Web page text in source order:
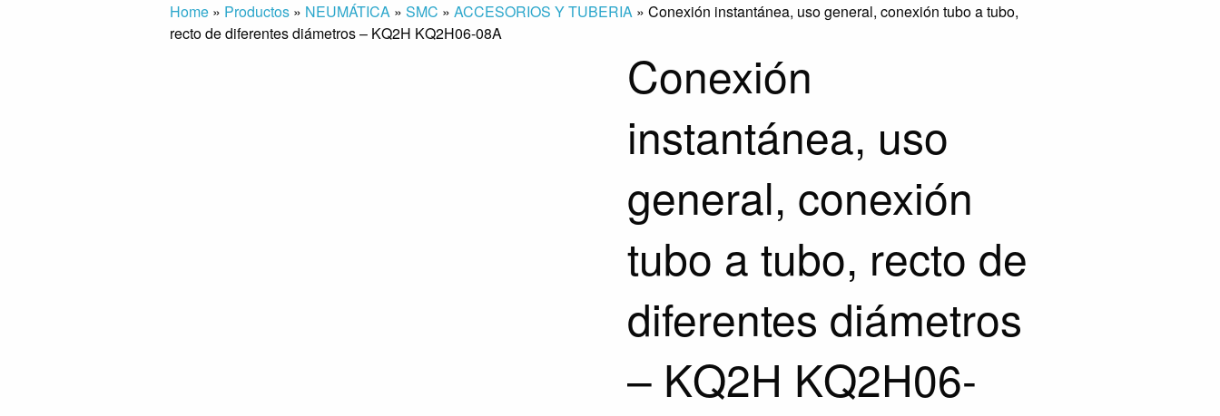
Home » Productos » NEUMÁTICA » SMC » ACCESORIOS Y TUBERIA » Conexión instantánea, uso general, conexión tubo a tubo,
recto de diferentes diámetros – KQ2H KQ2H06-08A
Conexión
instantánea, uso
general, conexión
tubo a tubo, recto de
diferentes diámetros
– KQ2H KQ2H06-